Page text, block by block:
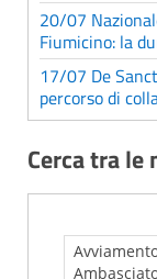
20/07
Fiumicino: la
17/07 De
percorso di
Cerca tra le